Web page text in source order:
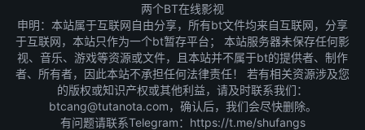
两个BT在线影视
申明：本站属于互联网自由分享，所有bt文件均来自互联网，分享
于互联网，本站只作为一个bt暂存平台； 本站服务器未保存任何影
视、音乐、游戏等资源或文件，且本站并不属于bt的提供者、制作
者、所有者，因此本站不承担任何法律责任！ 若有相关资源涉及您
的版权或知识产权或其他利益，请及时联系我们：
btcang@tutanota.com，确认后，我们会尽快删除。
有问题请联系Telegram： https://t.me/shufangs